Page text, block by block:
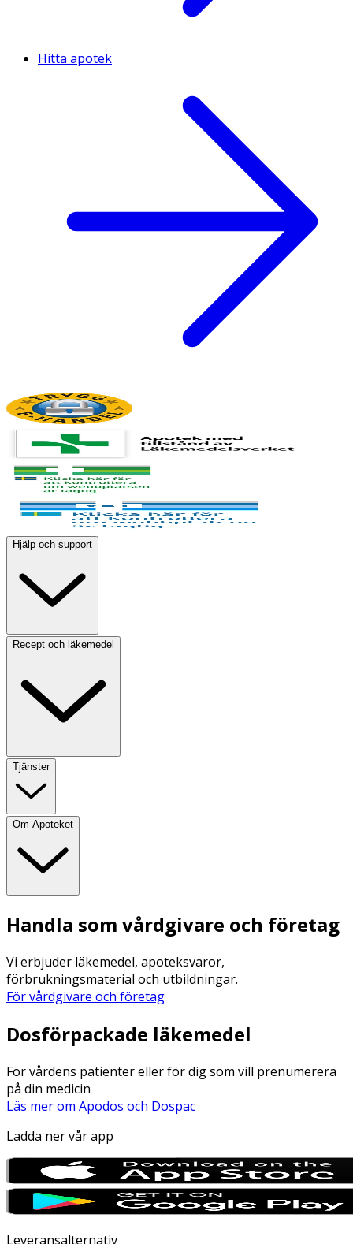
Hitta apotek
Hjälp och support
Recept och läkemedel
Tjänster
Om Apoteket
Handla som vårdgivare och företag
Vi erbjuder läkemedel, apoteksvaror,
förbrukningsmaterial och utbildningar.
För vårdgivare och företag
Dosförpackade läkemedel
För vårdens patienter eller för dig som vill prenumerera
på din medicin
Läs mer om Apodos och Dospac
Ladda ner vår app
Leveransalternativ